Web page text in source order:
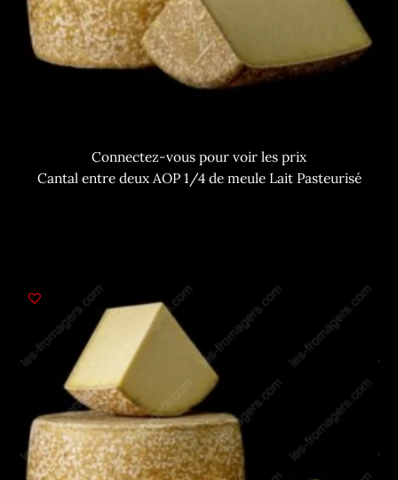
Connectez-vous pour voir les prix
Cantal entre deux AOP 1/4 de meule Lait Pasteurisé